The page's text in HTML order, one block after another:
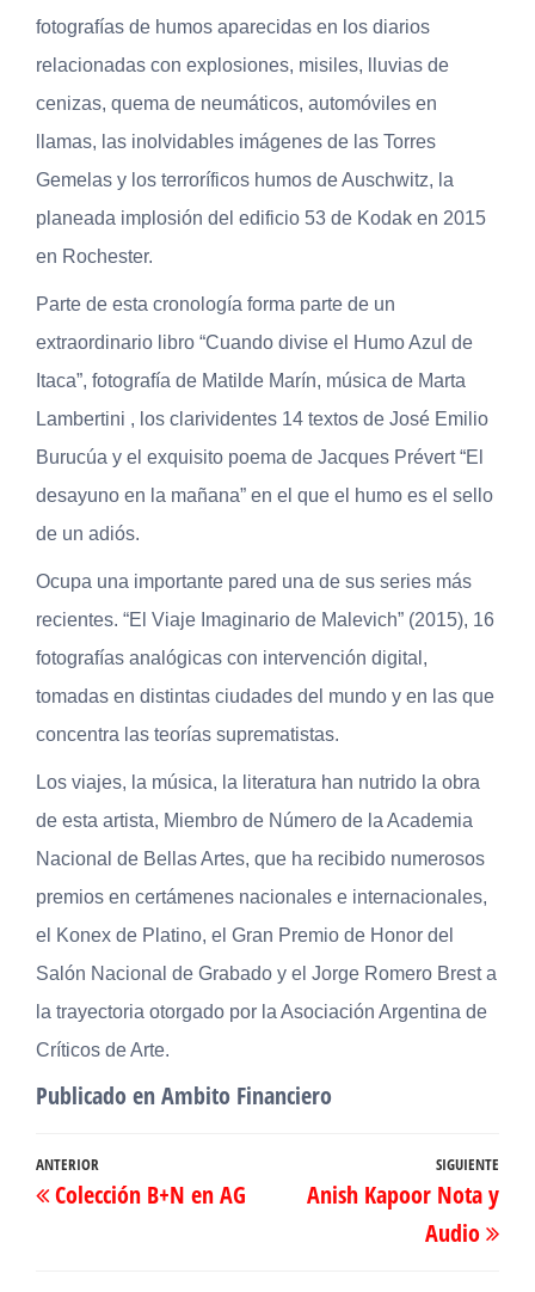
fotografías de humos aparecidas en los diarios
relacionadas con explosiones, misiles, lluvias de
cenizas, quema de neumáticos, automóviles en
llamas, las inolvidables imágenes de las Torres
Gemelas y los terroríficos humos de Auschwitz, la
planeada implosión del edificio 53 de Kodak en 2015
en Rochester.
Parte de esta cronología forma parte de un
extraordinario libro “Cuando divise el Humo Azul de
Itaca”, fotografía de Matilde Marín, música de Marta
Lambertini , los clarividentes 14 textos de José Emilio
Burucúa y el exquisito poema de Jacques Prévert “El
desayuno en la mañana” en el que el humo es el sello
de un adiós.
Ocupa una importante pared una de sus series más
recientes. “El Viaje Imaginario de Malevich” (2015), 16
fotografías analógicas con intervención digital,
tomadas en distintas ciudades del mundo y en las que
concentra las teorías suprematistas.
Los viajes, la música, la literatura han nutrido la obra
de esta artista, Miembro de Número de la Academia
Nacional de Bellas Artes, que ha recibido numerosos
premios en certámenes nacionales e internacionales,
el Konex de Platino, el Gran Premio de Honor del
Salón Nacional de Grabado y el Jorge Romero Brest a
la trayectoria otorgado por la Asociación Argentina de
Críticos de Arte.
Publicado en Ambito Financiero
Navegación
de
Entrada
anterior
ANTERIOR
Colección B+N en AG
SIGUIENTE
Anish Kapoor Nota y
Audio